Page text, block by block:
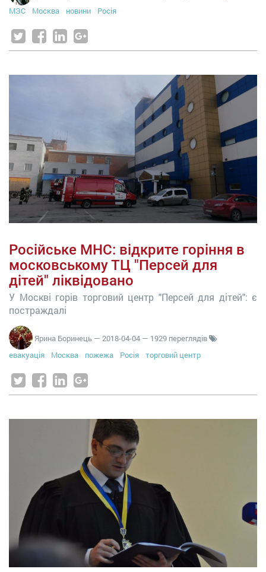
МЗС
Москва новини Росія
Російське МНС: відкрите горіння в
московському ТЦ "Персей для
дітей" ліквідовано
У Москві горів торговий центр "Персей для дітей": є
постраждалі
Ярина Боринець — 2018-04-04 — 1929 переглядів
евакуація
Москва пожежа Росія торговий центр